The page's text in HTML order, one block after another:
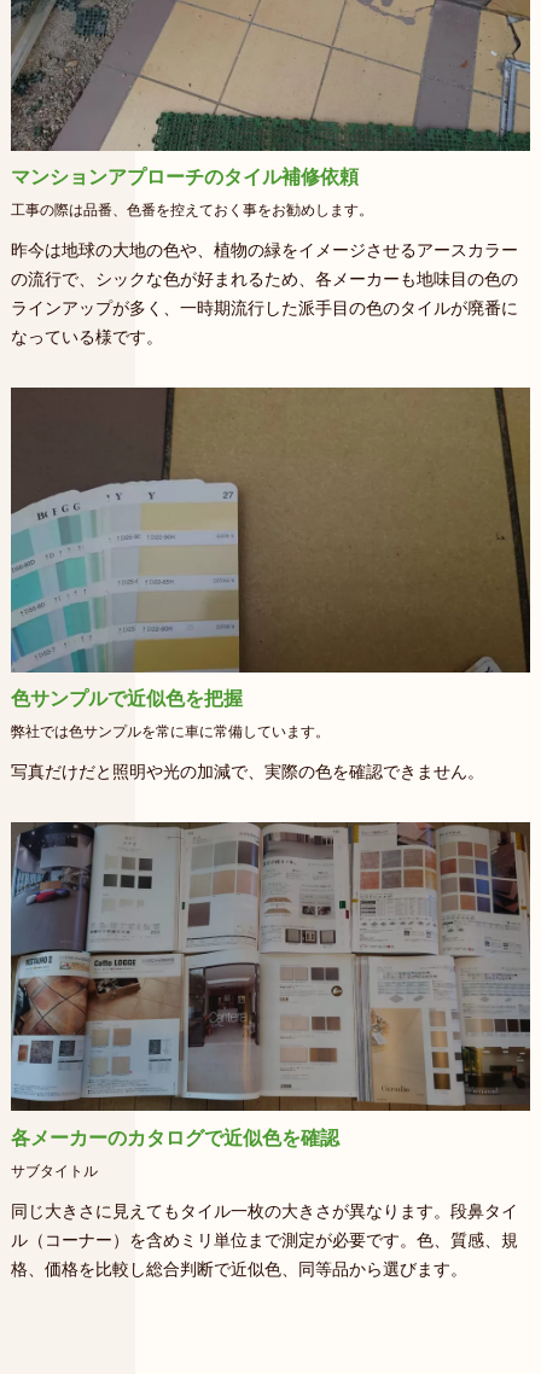
マンションアプローチのタイル補修依頼
工事の際は品番、色番を控えておく事をお勧めします。
昨今は地球の大地の色や、植物の緑をイメージさせるアースカラー
の流行で、シックな色が好まれるため、各メーカーも地味目の色の
ラインアップが多く、一時期流行した派手目の色のタイルが廃番に
なっている様です。
色サンプルで近似色を把握
弊社では色サンプルを常に車に常備しています。
写真だけだと照明や光の加減で、実際の色を確認できません。
各メーカーのカタログで近似色を確認
サブタイトル
同じ大きさに見えてもタイル一枚の大きさが異なります。段鼻タイ
ル（コーナー）を含めミリ単位まで測定が必要です。色、質感、規
格、価格を比較し総合判断で近似色、同等品から選びます。